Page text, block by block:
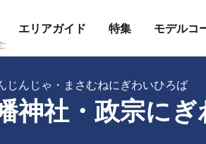
エリアガイド 特集 モデルコ
神社・政宗に
じんじゃ・まさむねにぎわいひろば